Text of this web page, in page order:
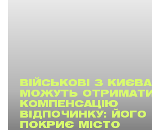
ВІЙСЬКОВІ З КИЄВА
МОЖУТЬ ОТРИМАТИ
КОМПЕНСАЦІЮ
ВІДПОЧИНКУ: ЙОГО
ПОКРИЄ МІСТО